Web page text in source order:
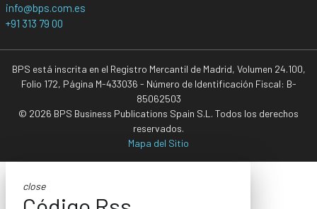
info@bps.com.es
+91 313 79 00
BPS está inscrita en el Registro Mercantil de Madrid, Volumen 24.100,
Folio 172, Página M-433036 - Número de Identificación Fiscal: B-
85062503
© 2026 BPS Business Publications Spain S.L. Todos los derechos
reservados.
Mapa del Sitio
close